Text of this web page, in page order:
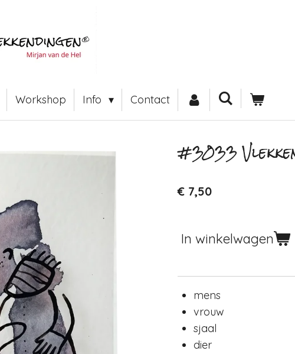
Workshop Info Contact
#3033
€ 7,50
In winkelwagen
mens
vrouw
sjaal
dier